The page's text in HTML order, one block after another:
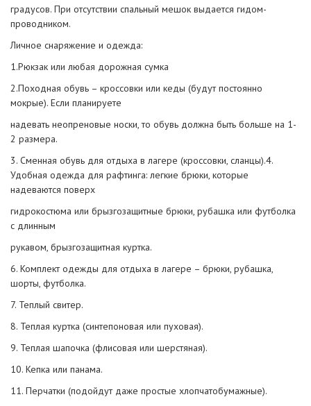
градусов. При отсутствии спальный мешок выдается гидом-
проводником.
Личное снаряжение и одежда:
1.Рюкзак или любая дорожная сумка
2.Походная обувь – кроссовки или кеды (будут постоянно
мокрые). Если планируете
надевать неопреновые носки, то обувь должна быть больше на 1-
2 размера.
3. Сменная обувь для отдыха в лагере (кроссовки, сланцы).4.
Удобная одежда для рафтинга: легкие брюки, которые
надеваются поверх
гидрокостюма или брызгозащитные брюки, рубашка или футболка
с длинным
рукавом, брызгозащитная куртка.
6. Комплект одежды для отдыха в лагере – брюки, рубашка,
шорты, футболка.
7. Теплый свитер.
8. Теплая куртка (синтепоновая или пуховая).
9. Теплая шапочка (флисовая или шерстяная).
10. Кепка или панама.
11. Перчатки (подойдут даже простые хлопчатобумажные).